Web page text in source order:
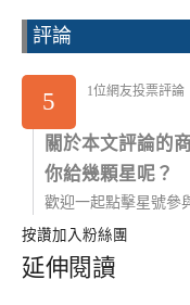
評論
5 1位網友投票評論
關於本文評論的
你給幾顆星呢？
歡迎一起點擊星號參
按讚加入粉絲團
延伸閱讀